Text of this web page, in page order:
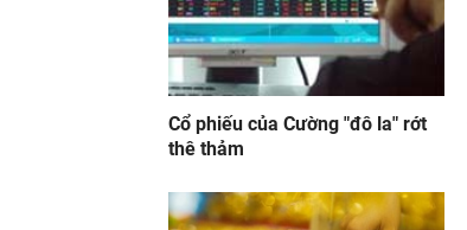
Cổ phiếu của Cường "đô la" rớt
thê thảm